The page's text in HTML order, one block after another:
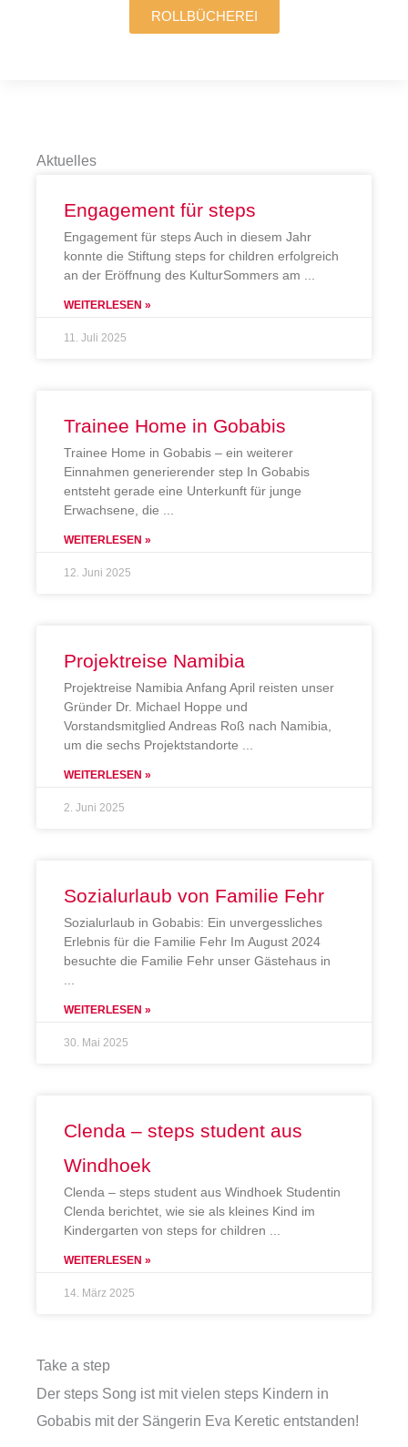
ROLLBÜCHEREI
Aktuelles
Engagement für steps
Engagement für steps Auch in diesem Jahr
konnte die Stiftung steps for children erfolgreich
an der Eröffnung des KulturSommers am
WEITERLESEN »
11. Juli 2025
Trainee Home in Gobabis
Trainee Home in Gobabis – ein weiterer
Einnahmen generierender step In Gobabis
entsteht gerade eine Unterkunft für junge
Erwachsene, die
WEITERLESEN »
12. Juni 2025
Projektreise Namibia
Projektreise Namibia Anfang April reisten unser
Gründer Dr. Michael Hoppe und
Vorstandsmitglied Andreas Roß nach Namibia,
um die sechs Projektstandorte
WEITERLESEN »
2. Juni 2025
Sozialurlaub von Familie Fehr
Sozialurlaub in Gobabis: Ein unvergessliches
Erlebnis für die Familie Fehr Im August 2024
besuchte die Familie Fehr unser Gästehaus in
WEITERLESEN »
30. Mai 2025
Clenda – steps student aus
Windhoek
Clenda – steps student aus Windhoek Studentin
Clenda berichtet, wie sie als kleines Kind im
Kindergarten von steps for children
WEITERLESEN »
14. März 2025
Take a step
Der steps Song ist mit vielen steps Kindern in
Gobabis mit der Sängerin Eva Keretic entstanden!